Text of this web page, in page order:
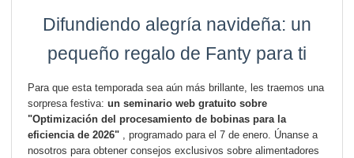
Difundiendo alegría navideña: un
pequeño regalo de Fanty para ti
Para que esta temporada sea aún más brillante, les traemos una
sorpresa festiva:un seminario web gratuito sobre
"Optimización del procesamiento de bobinas para la
eficiencia de 2026" , programado para el 7 de enero. Únanse a
nosotros para obtener consejos exclusivos sobre alimentadores